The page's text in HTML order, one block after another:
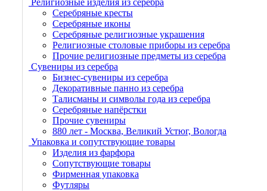
Религиозные изделия из серебра
Серебряные кресты
Серебряные иконы
Серебряные религиозные украшения
Религиозные столовые приборы из серебра
Прочие религиозные предметы из серебра
Сувениры из серебра
Бизнес-сувениры из серебра
Декоративные панно из серебра
Талисманы и символы года из серебра
Серебряные напёрстки
Прочие сувениры
880 лет - Москва, Великий Устюг, Вологда
Упаковка и сопутствующие товары
Изделия из фарфора
Сопутствующие товары
Фирменная упаковка
Футляры